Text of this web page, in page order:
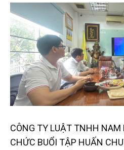
CÔNG TY LUẬT TNHH NAM
CHỨC BUỔI TẬP HUẤN